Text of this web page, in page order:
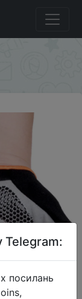
Men Women
Gloves
Telegram:
посилань